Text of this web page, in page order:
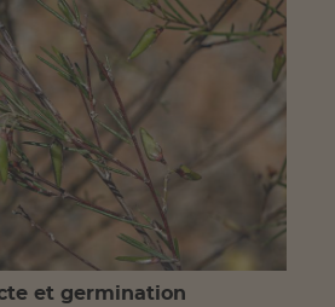
et germination